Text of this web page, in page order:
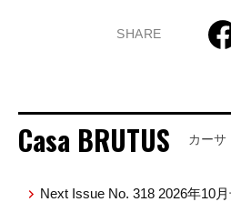
SHARE
Casa BRUTUS カーサ
Next Issue No. 318 2026年10